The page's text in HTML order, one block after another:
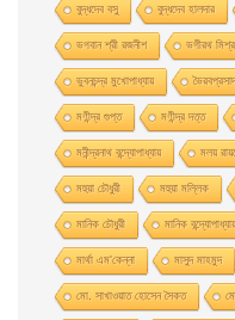
বুদ্ধদেব বসু বুদ্ধদেব হালদার
ভগবান শ্রী রজনীশ ভগীরথ মিশ্র
ভুবনচন্দ্র মুখোপাধ্যায়
মণীন্দ্র গুপ্ত মণীন্দ্র দত্ত
মনীন্দ্রনাথ বন্দ্যোপাধ্যায় মলয়
মহুয়া চৌধুরী মহুয়া মল্লিক
মানিক চৌধুরী মানিক বন্দ্যোপাধ্যায়
মার্থা এম'কেন্না মাসুদ মাহমুদ
মাে. সাখাওয়াত হােসেন সৈকত